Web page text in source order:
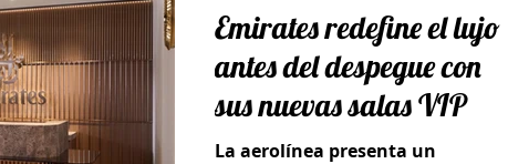
Emirates redefine el lujo
antes del despegue con
sus nuevas salas VIP
La aerolínea presenta un